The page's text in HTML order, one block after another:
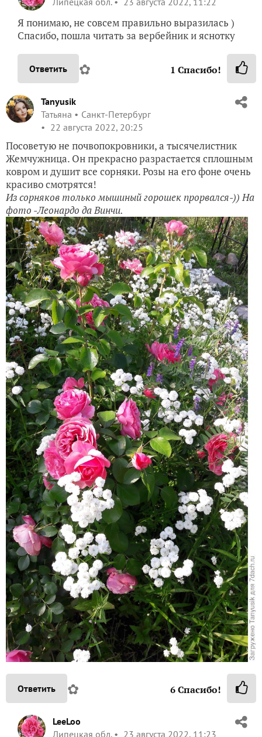
Я понимаю, не совсем правильно выразилась )
Спасибо, пошла читать за вербейник и яснотку
Ответить ✿ 1 Спасибо!
Tanyusik
Татьяна
Санкт-Петербург
22 августа 2022, 20:25
Посоветую не почвопокровники, а тысячелистник
Жемчужница. Он прекрасно разрастается сплошным
ковром и душит все сорняки. Розы на его фоне очень
красиво смотрятся!
Из сорняков только мышиный горошек прорвался-)) На
фото -Леонардо да Винчи.
Ответить ✿ 6Спасибо!
LeeLoo
Липецкая обл.
23 августа 2022, 11:23